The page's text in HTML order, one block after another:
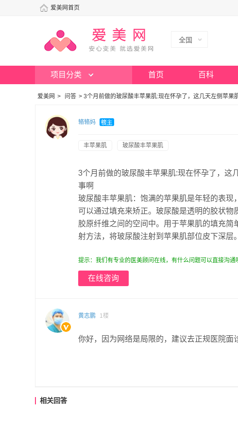
爱美网首页
全国
项目分类 首页 百科
爱美网 > 问答 > 3个月前做的玻尿酸丰苹果肌:现在怀孕了，这几天左侧苹
辂辂妈
丰苹果肌 玻尿酸丰苹果肌
3个月前做的玻尿酸丰苹果肌:现在怀孕了，这
事啊
玻尿酸丰苹果肌：饱满的苹果肌是年轻的表现
可以通过填充来矫正。玻尿酸是透明的胶状
胶原纤维之间的空间中。用于苹果肌的填充
射方法，将玻尿酸注射到苹果肌部位皮下深层
提示：我们有专业的医美顾问在线，有什么问题可以直接沟通
在线咨询
黄志鹏 1楼
你好，因为网络是局限的，建议去正规医院面
相关回答